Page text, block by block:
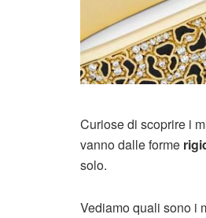
Curiose di scoprire i
vanno dalle forme
solo.
Vediamo quali sono i